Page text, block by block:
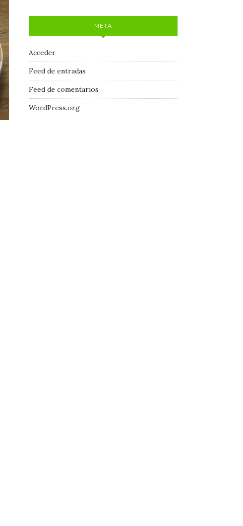
META
Acceder
Feed de entradas
Feed de comentarios
WordPress.org